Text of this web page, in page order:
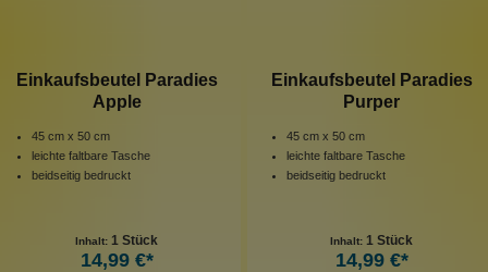
Einkaufsbeutel Paradies
Apple
45 cm x 50 cm
leichte faltbare Tasche
beidseitig bedruckt
Inhalt: 1 Stück
14,99 €*
Einkaufsbeutel Paradies
Purper
45 cm x 50 cm
leichte faltbare Tasche
beidseitig bedruckt
Inhalt: 1 Stück
14,99 €*